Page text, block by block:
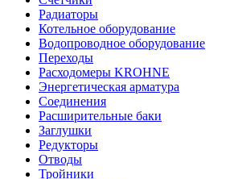
Радиаторы
Котельное оборудование
Водопроводное оборудование
Переходы
Расходомеры KROHNE
Энергетическая арматура
Соединения
Расширительные баки
Заглушки
Редукторы
Отводы
Тройники